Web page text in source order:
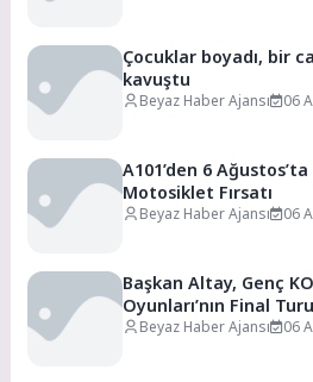
Çocuklar boyadı, bir
kavuştu
Beyaz Haber Ajansı 06
A101’den 6
Motosiklet Fırsatı
Beyaz Haber Ajansı 06
Başkan Altay, Genç
Oyunları’nın Final
Heyecanını Paylaştı
Beyaz Haber Ajansı 06